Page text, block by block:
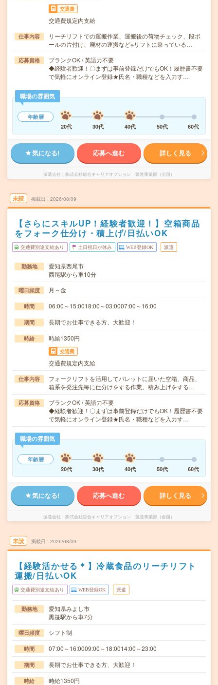
交通費
交通費規定内支給
仕事内容
リーチリフトでの運搬作業、運搬後の荷物チェック、段ボ
ールの片付け、廃材の運搬など※リフトに乗っている…
応募資格
ブランクOK / 英語力不要
◆経験者歓迎！〇まずは事前登録だけでもOK！履歴書不要
で気軽にオンライン登録★氏名・職種などを入力す…
職場の雰囲気
年齢層
20代
30代 40代 50代 60代
気になる! 応募へ進む 詳しく見る
派遣会社 株式会社綜合キャリアオプション 製造事業部（全国）
未読 掲載日 2026/08/09
【さらにスキルUP！経験者歓迎！】空箱商品
をフォーク仕分け・積上げ/日払いOK
交通費別途支給あり 土日祝日が休み WEB登録OK 派遣
勤務地
愛知県西尾市
西尾駅から車10分
曜日頻度 月～金
時間 06:00～15:0018:00～03:0007:00～16:00
期間 長期でお仕事できる方、大歓迎！
時給 時給1350円
交通費
交通費規定内支給
仕事内容
フォークリフトを活用してパレットに届いた空箱、商品、
箱系を発注先毎に仕分けをする作業。積み上げをする…
応募資格
ブランクOK / 英語力不要
◆経験者歓迎！〇まずは事前登録だけでもOK！履歴書不要
で気軽にオンライン登録★氏名・職種などを入力す…
職場の雰囲気
年齢層
20代
30代 40代 50代 60代
気になる! 応募へ進む 詳しく見る
派遣会社 株式会社綜合キャリアオプション 製造事業部（全国）
未読 掲載日 2026/08/09
【経験活かせる＊】冷蔵食品のリーチリフト
運搬/日払いOK
交通費別途支給あり WEB登録OK 派遣
勤務地
愛知県みよし市
黒笹駅から車7分
曜日頻度 シフト制
時間 07:00～16:0009:00～18:0014:00～23:00
期間 長期でお仕事できる方、大歓迎！
時給 時給1350円